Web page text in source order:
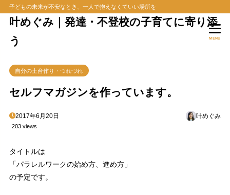
子どもの未来が不安なとき、一人で抱えなくていい場所を
叶めぐみ｜発達・不登校の子育てに寄り添
う
MENU
自分の土台作り・つれづれ
セルフマガジンを作っています。
2017年6月20日 叶めぐみ
203 views
タイトルは
「パラレルワークの始め方、進め方」
の予定です。